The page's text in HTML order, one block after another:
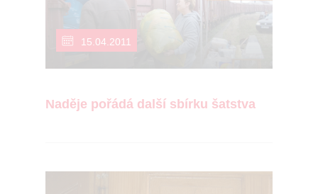
15.04.2011
Naděje pořádá další sbírku šatstva